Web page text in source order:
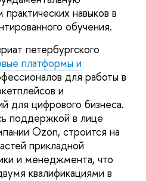
навыков в
обучения.
петербургского
платформы и
для работы в
и
для цифрового бизнеса.
поддержкой в лице
Ozon, строится на
прикладной
и менеджмента, что
квалификациями в